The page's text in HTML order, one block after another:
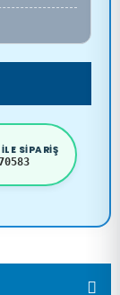
SIPARIŞ